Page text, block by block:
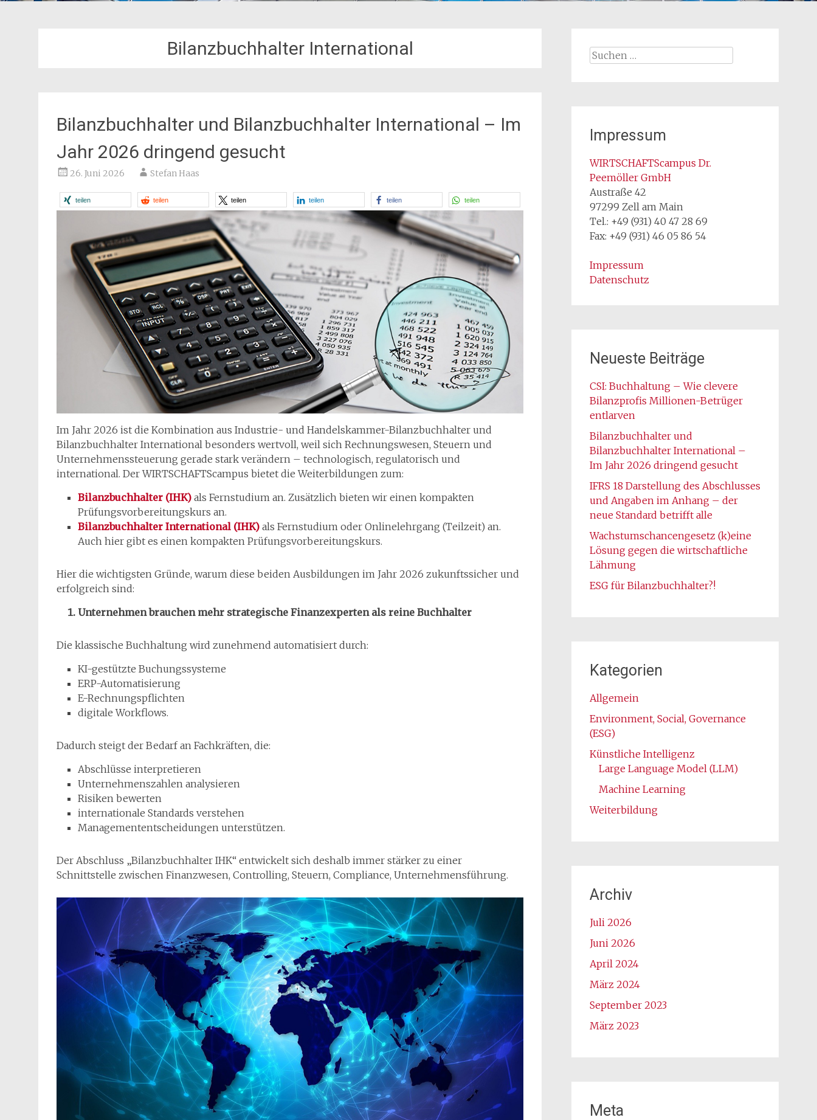
Bilanzbuchhalter International
Bilanzbuchhalter und Bilanzbuchhalter International – Im
Jahr 2026 dringend gesucht
26. Juni 2026 Stefan Haas
teilen teilen teilen teilen teilen teilen
Im Jahr 2026 ist die Kombination aus Industrie- und Handelskammer-Bilanzbuchhalter und
Bilanzbuchhalter International besonders wertvoll, weil sich Rechnungswesen, Steuern und
Unternehmenssteuerung gerade stark verändern – technologisch, regulatorisch und
international. Der WIRTSCHAFTScampus bietet die Weiterbildungen zum:
Bilanzbuchhalter (IHK) als Fernstudium an. Zusätzlich bieten wir einen kompakten
Prüfungsvorbereitungskurs an.
Bilanzbuchhalter International (IHK) als Fernstudium oder Onlinelehrgang (Teilzeit) an.
Auch hier gibt es einen kompakten Prüfungsvorbereitungskurs.
Hier die wichtigsten Gründe, warum diese beiden Ausbildungen im Jahr 2026 zukunftssicher und
erfolgreich sind:
Unternehmen brauchen mehr strategische Finanzexperten als reine Buchhalter
Die klassische Buchhaltung wird zunehmend automatisiert durch:
KI-gestützte Buchungssysteme
ERP-Automatisierung
E-Rechnungspflichten
digitale Workflows.
Dadurch steigt der Bedarf an Fachkräften, die:
Abschlüsse interpretieren
Unternehmenszahlen analysieren
Risiken bewerten
internationale Standards verstehen
Managemententscheidungen unterstützen.
Der Abschluss „Bilanzbuchhalter IHK“ entwickelt sich deshalb immer stärker zu einer
Schnittstelle zwischen Finanzwesen, Controlling, Steuern, Compliance, Unternehmensführung.
Suchen
Impressum
WIRTSCHAFTScampus Dr.
Peemöller GmbH
Austraße 42
97299 Zell am Main
Tel.: +49 (931) 40 47 28 69
Fax: +49 (931) 46 05 86 54
Impressum
Datenschutz
Neueste Beiträge
CSI: Buchhaltung – Wie clevere
Bilanzprofis Millionen-Betrüger
entlarven
Bilanzbuchhalter und
Bilanzbuchhalter International –
Im Jahr 2026 dringend gesucht
IFRS 18 Darstellung des Abschlusses
und Angaben im Anhang – der
neue Standard betrifft alle
Wachstumschancengesetz (k)eine
Lösung gegen die wirtschaftliche
Lähmung
ESG für Bilanzbuchhalter?!
Kategorien
Allgemein
Environment, Social, Governance
(ESG)
Künstliche Intelligenz
Large Language Model (LLM)
Machine Learning
Weiterbildung
Archiv
Juli 2026
Juni 2026
April 2024
März 2024
September 2023
März 2023
Meta